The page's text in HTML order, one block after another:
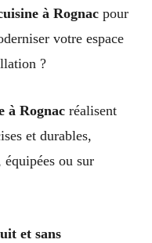
à Rognac pour
votre espace
?
à Rognac réalisent
et durables,
équipées ou sur
et sans